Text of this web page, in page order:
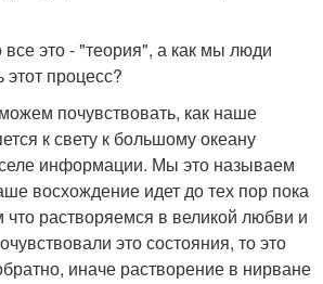
все это - "теория", а как мы люди
процесс?
почувствовать, как наше
к свету к большому океану
информации. Мы это называем
восхождение идет до тех пор пока
растворяемся в великой любви и
это состояния, то это
иначе растворение в нирване